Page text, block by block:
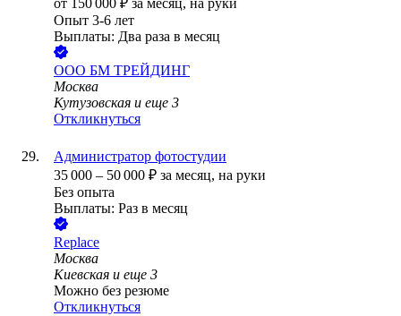
от 150 000 ₽ за месяц, на руки
Опыт 3-6 лет
Выплаты: Два раза в месяц
ООО БМ ТРЕЙДИНГ
Москва
Кутузовская и еще 3
Откликнуться
Администратор фотостудии
35 000 – 50 000 ₽ за месяц, на руки
Без опыта
Выплаты: Раз в месяц
Replace
Москва
Киевская и еще 3
Можно без резюме
Откликнуться